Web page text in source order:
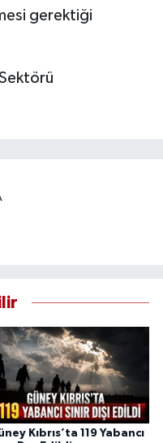
gerektiği
Kıbrıs’ta 119 Yabancı